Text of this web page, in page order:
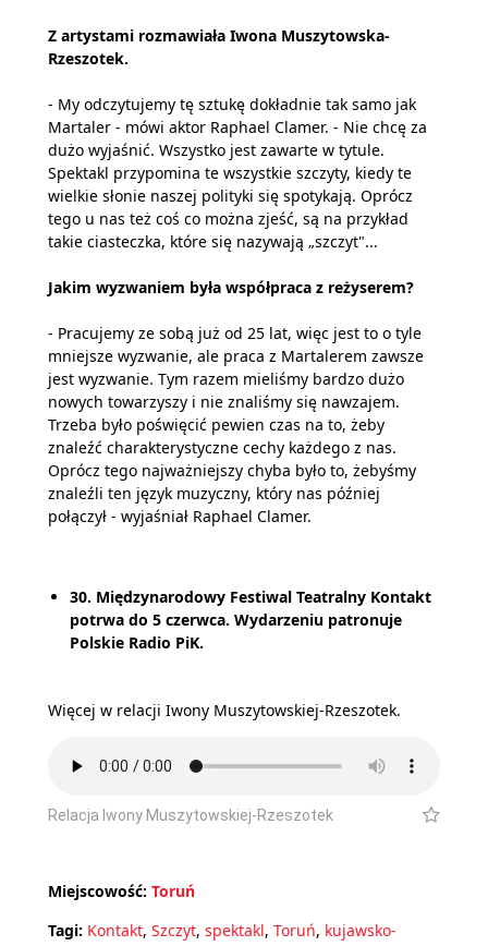
Z artystami rozmawiała Iwona Muszytowska-
Rzeszotek.
- My odczytujemy tę sztukę dokładnie tak samo jak
Martaler - mówi aktor Raphael Clamer. - Nie chcę za
dużo wyjaśnić. Wszystko jest zawarte w tytule.
Spektakl przypomina te wszystkie szczyty, kiedy te
wielkie słonie naszej polityki się spotykają. Oprócz
tego u nas też coś co można zjeść, są na przykład
takie ciasteczka, które się nazywają „szczyt"...
Jakim wyzwaniem była współpraca z reżyserem?
- Pracujemy ze sobą już od 25 lat, więc jest to o tyle
mniejsze wyzwanie, ale praca z Martalerem zawsze
jest wyzwanie. Tym razem mieliśmy bardzo dużo
nowych towarzyszy i nie znaliśmy się nawzajem.
Trzeba było poświęcić pewien czas na to, żeby
znaleźć charakterystyczne cechy każdego z nas.
Oprócz tego najważniejszy chyba było to, żebyśmy
znaleźli ten język muzyczny, który nas później
połączył - wyjaśniał Raphael Clamer.
30. Międzynarodowy Festiwal Teatralny Kontakt
potrwa do 5 czerwca. Wydarzeniu patronuje
Polskie Radio PiK.
Więcej w relacji Iwony Muszytowskiej-Rzeszotek.
Relacja Iwony Muszytowskiej-Rzeszotek
Miejscowość: Toruń
Tagi: Kontakt, Szczyt, spektakl, Toruń, kujawsko-